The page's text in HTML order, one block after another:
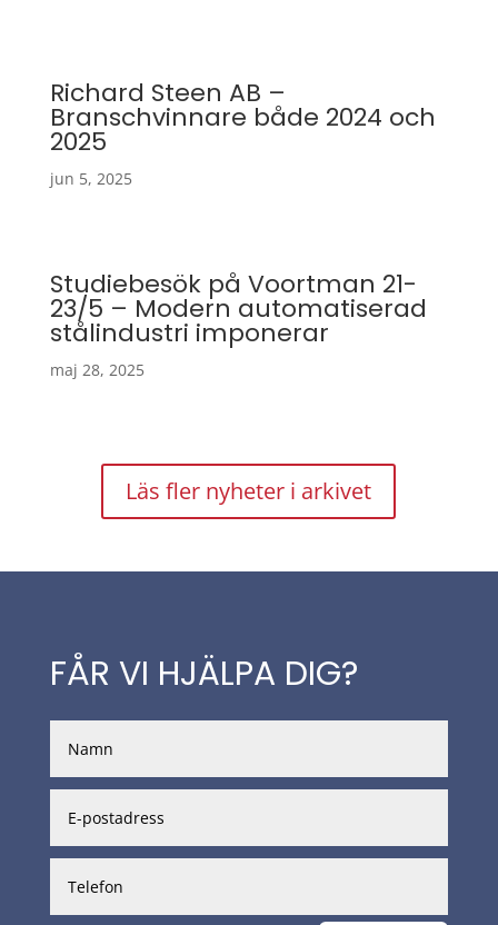
Richard Steen AB –
Branschvinnare både 2024 och
2025
jun 5, 2025
Studiebesök på Voortman 21-
23/5 – Modern automatiserad
stålindustri imponerar
maj 28, 2025
Läs fler nyheter i arkivet
FÅR VI HJÄLPA DIG?